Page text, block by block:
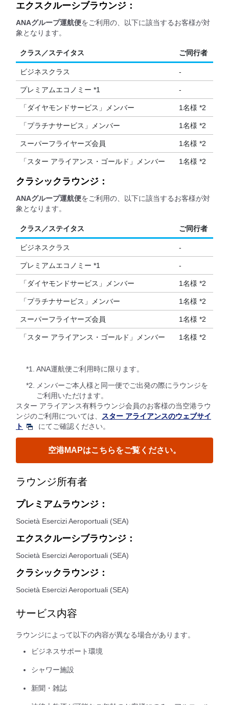
エクスクルーシブラウンジ：
ANAグループ運航便をご利用の、以下に該当するお客様が対
象となります。
クラス／ステイタス ご同行者
ビジネスクラス -
プレミアムエコノミー *1 -
「ダイヤモンドサービス」メンバー 1名様 *2
「プラチナサービス」メンバー 1名様 *2
スーパーフライヤーズ会員 1名様 *2
「スター アライアンス・ゴールド」メンバー 1名様 *2
クラシックラウンジ：
ANAグループ運航便をご利用の、以下に該当するお客様が対
象となります。
クラス／ステイタス ご同行者
ビジネスクラス -
プレミアムエコノミー *1 -
「ダイヤモンドサービス」メンバー 1名様 *2
「プラチナサービス」メンバー 1名様 *2
スーパーフライヤーズ会員 1名様 *2
「スター アライアンス・ゴールド」メンバー 1名様 *2
*1.
ANA運航便ご利用時に限ります。
*2.
メンバーご本人様と同一便でご出発の際にラウンジを
ご利用いただけます。
スター アライアンス有料ラウンジ会員のお客様の当空港ラウ
ンジのご利用については、
スター アライアンスのウェブサイ
ト
にてご確認ください。
空港MAPはこちらをご覧ください。
ラウンジ所有者
プレミアムラウンジ：
Società Esercizi Aeroportuali (SEA)
エクスクルーシブラウンジ：
Società Esercizi Aeroportuali (SEA)
クラシックラウンジ：
Società Esercizi Aeroportuali (SEA)
サービス内容
ラウンジによって以下の内容が異なる場合があります。
ビジネスサポート環境
シャワー施設
新聞・雑誌